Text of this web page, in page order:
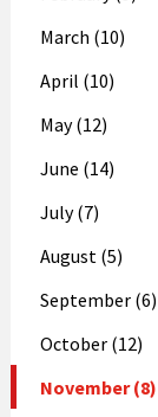
March (10)
April (10)
May (12)
June (14)
July (7)
August (5)
September (6)
October (12)
November (8)